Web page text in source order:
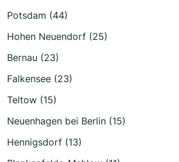
Potsdam (44)
Hohen Neuendorf (25)
Bernau (23)
Falkensee (23)
Teltow (15)
Neuenhagen bei Berlin (15)
Hennigsdorf (13)